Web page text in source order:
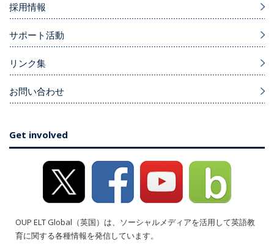
採用情報
サポート活動
リンク集
お問い合わせ
Get involved
OUP ELT Global（英国）は、ソーシャルメディアを活用して英語教
育に関する各種情報を発信しています。